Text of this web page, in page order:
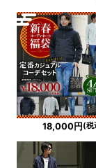
18,000円 (税